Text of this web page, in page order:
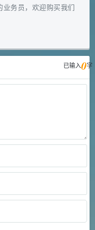
务员，欢迎购买我们
已输入0字